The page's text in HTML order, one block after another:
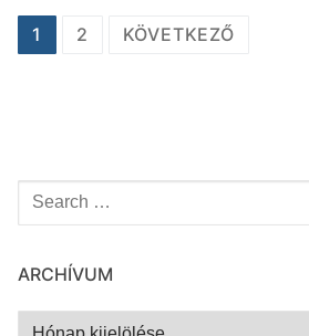
Bejegyzés
1 2 KÖVETKEZŐ
Keresése:
ARCHÍVUM
Archívum